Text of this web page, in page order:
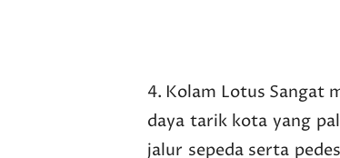
4. Kolam Lotus Sangat
daya tarik kota yang
jalur sepeda serta